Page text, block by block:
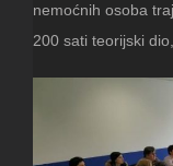
nemoćnih osoba
200 sati teorijski